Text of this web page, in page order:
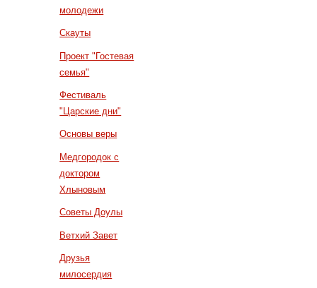
молодежи
Скауты
Проект "Гостевая
семья"
Фестиваль
"Царские дни"
Основы веры
Медгородок с
доктором
Хлыновым
Советы Доулы
Ветхий Завет
Друзья
милосердия